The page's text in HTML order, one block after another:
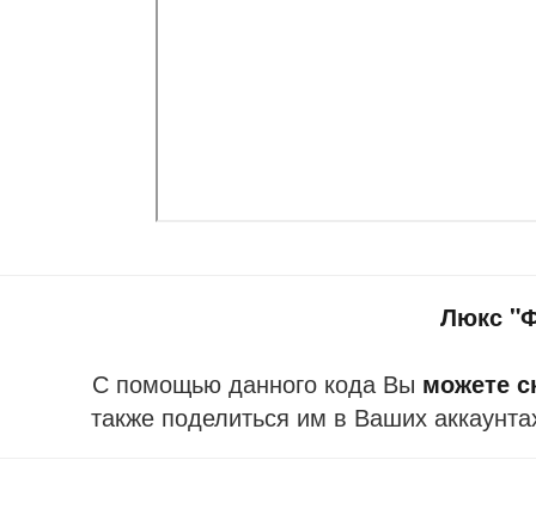
Люкс
С помощью данного кода Вы можете
также поделиться им в Ваших